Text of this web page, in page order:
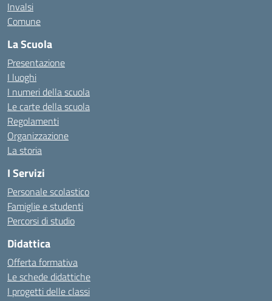
Invalsi
Comune
La Scuola
Presentazione
I luoghi
I numeri della scuola
Le carte della scuola
Regolamenti
Organizzazione
La storia
I Servizi
Personale scolastico
Famiglie e studenti
Percorsi di studio
Didattica
Offerta formativa
Le schede didattiche
I progetti delle classi